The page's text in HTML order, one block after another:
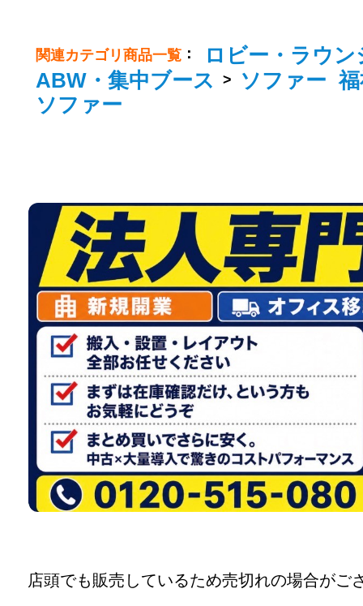
関連カテゴリ商品一覧 ：
ロビー・ラウン
ABW・集中ブース
> ソファー
ソファー
店頭でも販売しているため売切れの場合がご